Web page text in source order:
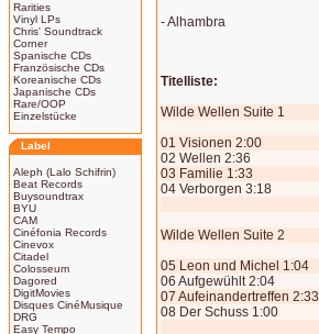
Rarities
Vinyl LPs
Chris' Soundtrack
Corner
Spanische CDs
Französische CDs
Koreanische CDs
Japanische CDs
Rare/OOP
Einzelstücke
Label
Aleph (Lalo Schifrin)
Beat Records
Buysoundtrax
BYU
CAM
Cinéfonia Records
Cinevox
Citadel
Colosseum
Dagored
DigitMovies
Disques CinéMusique
DRG
Easy Tempo
- Alhambra
Titelliste:
Wilde Wellen Suite 1
01 Visionen 2:00
02 Wellen 2:36
03 Familie 1:33
04 Verborgen 3:18
Wilde Wellen Suite 2
05 Leon und Michel 1:04
06 Aufgewühlt 2:04
07 Aufeinandertreffen 2:33
08 Der Schuss 1:00